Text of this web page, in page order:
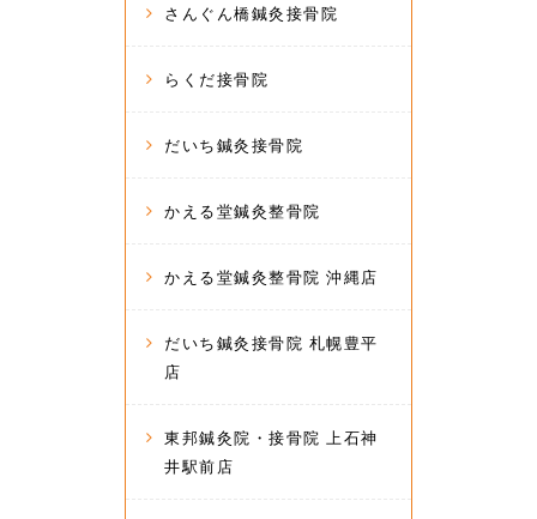
さんぐん橋鍼灸接骨院
らくだ接骨院
だいち鍼灸接骨院
かえる堂鍼灸整骨院
かえる堂鍼灸整骨院 沖縄店
だいち鍼灸接骨院 札幌豊平
店
東邦鍼灸院・接骨院 上石神
井駅前店